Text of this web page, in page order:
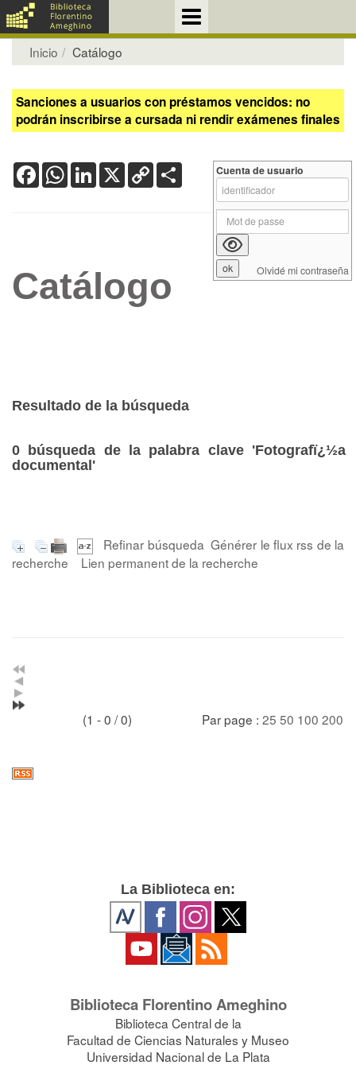
Inicio Catálogo
Sanciones a usuarios con préstamos vencidos: no
podrán inscribirse a cursada ni rendir exámenes finales
FacebookWhatsApp
LinkedIn
X Copy
Link
Catálogo
Resultado de la búsqueda
0 búsqueda de la palabra clave 'Fotografï¿½a
documental'
Refinar búsqueda Générer le flux rss de la
recherche
Lien permanent de la recherche
(1 - 0 / 0) Par page : 25 50 100 200
Cuenta de usuario
Olvidé mi contraseña
La Biblioteca en:
Biblioteca Florentino Ameghino
Biblioteca Central de la
Facultad de Ciencias Naturales y Museo
Universidad Nacional de La Plata